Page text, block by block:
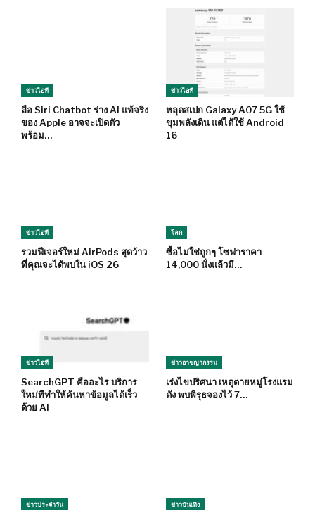
ข่าวไอที
ลือ Siri Chatbot ร่าง AI แท้จริง
ของ Apple อาจจะเปิดตัว
พร้อม…
ข่าวไอที
หลุดสเปก Galaxy A07 5G ใช้
ขุมพลังเดิน แต่ได้ใช้ Android
16
ข่าวไอที
รวมฟีเจอร์ใหม่ AirPods สุดว้าว
ที่คุณจะได้พบใน iOS 26
โลก
ซื้อไม่ใช่ถูกๆ โซฟาราคา
14,000 นั่งแล้วมี…
ข่าวไอที
SearchGPT คืออะไร บริการ
ใหม่ทีทำให้ค้นหาข้อมูลได้เร็ว
ด้วย AI
ข่าวอาชญากรรม
เร่งไขปริศนา เหตุตายหมู่โรงแรม
ดัง พบพิรุธจองไว้ 7…
ข่าวประจำวัน ข่าวบันเทิง